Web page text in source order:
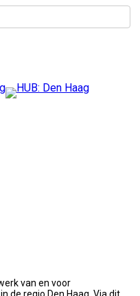
van en voor